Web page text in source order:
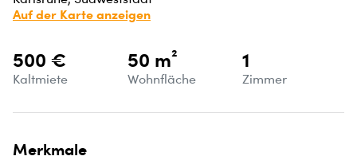
Auf der Karte anzeigen
500 €
Kaltmiete
50 m²
Wohnfläche
1
Zimmer
Merkmale